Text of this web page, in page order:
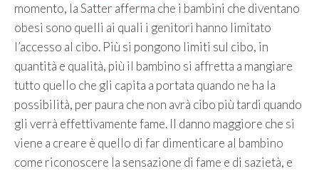
momento, la Satter afferma che i bambini che diventano
obesi sono quelli ai quali i genitori hanno limitato
l’accesso al cibo. Più si pongono limiti sul cibo, in
quantità e qualità, più il bambino si affretta a mangiare
tutto quello che gli capita a portata quando ne ha la
possibilità, per paura che non avrà cibo più tardi quando
gli verrà effettivamente fame. Il danno maggiore che si
viene a creare è quello di far dimenticare al bambino
come riconoscere la sensazione di fame e di sazietà, e